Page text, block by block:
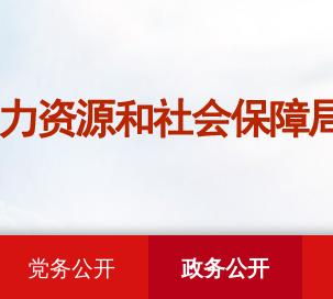
党务公开 政务公开